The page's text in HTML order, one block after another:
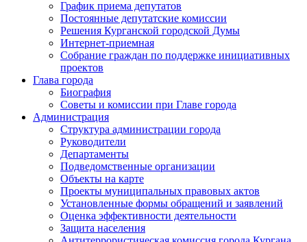
График приема депутатов
Постоянные депутатские комиссии
Решения Курганской городской Думы
Интернет-приемная
Собрание граждан по поддержке инициативных
проектов
Глава города
Биография
Советы и комиссии при Главе города
Администрация
Структура администрации города
Руководители
Департаменты
Подведомственные организации
Объекты на карте
Проекты муниципальных правовых актов
Установленные формы обращений и заявлений
Оценка эффективности деятельности
Защита населения